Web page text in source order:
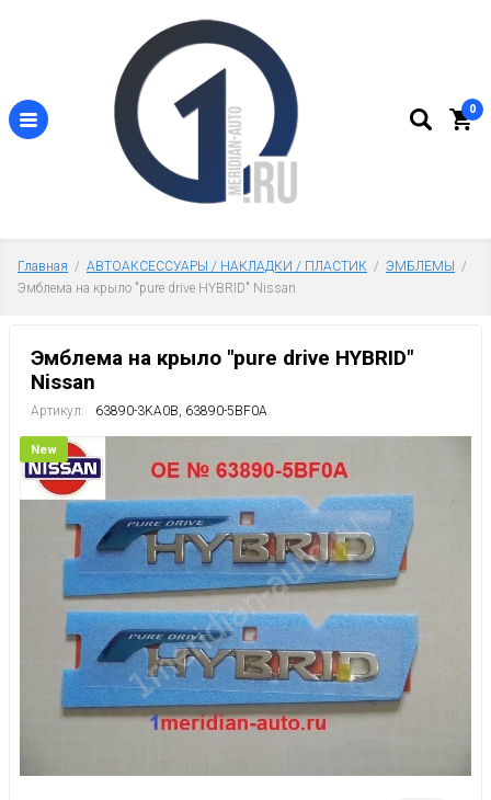
0
Главная
  /
АВТОАКСЕССУАРЫ / НАКЛАДКИ / ПЛАСТИК
  /
ЭМБЛЕМЫ
  /
Эмблема на крыло "pure drive HYBRID" Nissan
Эмблема на крыло "pure drive HYBRID"
Nissan
Артикул: 63890-3KA0B, 63890-5BF0A
New